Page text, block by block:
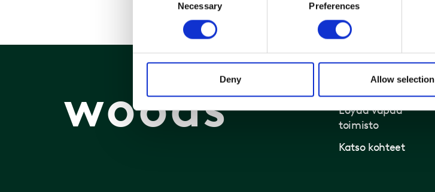
Necessary Preferences
Deny Allow selection
woods Toimistot ja kiinteistöt
Löydä vapaa
toimisto
Katso kohteet